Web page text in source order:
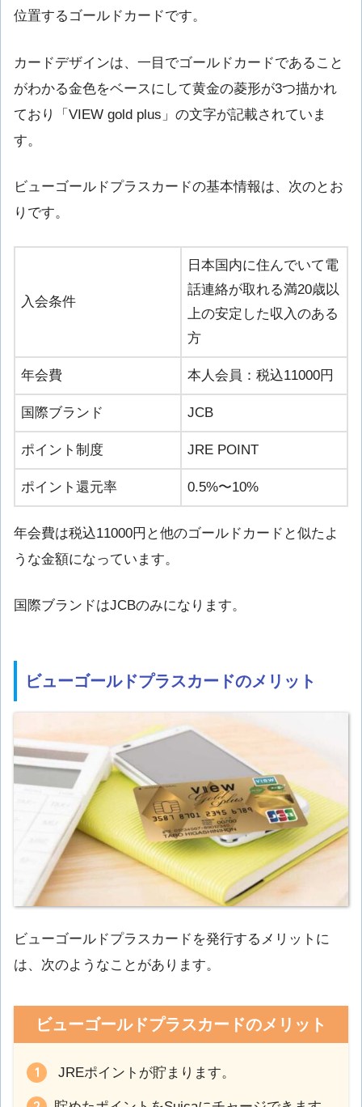
位置するゴールドカードです。
カードデザインは、一目でゴールドカードであること
がわかる金色をベースにして黄金の菱形が3つ描かれ
ており「VIEW gold plus」の文字が記載されていま
す。
ビューゴールドプラスカードの基本情報は、次のとお
りです。
入会条件
日本国内に住んでいて電
話連絡が取れる満20歳以
上の安定した収入のある
方
年会費 本人会員：税込11000円
国際ブランド JCB
ポイント制度 JRE POINT
ポイント還元率 0.5%〜10%
年会費は税込11000円と他のゴールドカードと似たよ
うな金額になっています。
国際ブランドはJCBのみになります。
ビューゴールドプラスカードのメリット
ビューゴールドプラスカードを発行するメリットに
は、次のようなことがあります。
ビューゴールドプラスカードのメリット
JREポイントが貯まります。